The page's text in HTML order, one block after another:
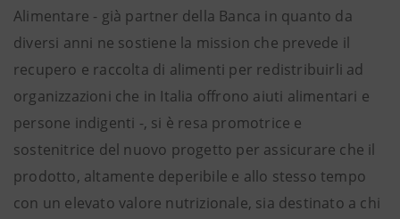
Alimentare - già partner della Banca in quanto da
diversi anni ne sostiene la mission che prevede il
recupero e raccolta di alimenti per redistribuirli ad
organizzazioni che in Italia offrono aiuti alimentari e
persone indigenti -, si è resa promotrice e
sostenitrice del nuovo progetto per assicurare che il
prodotto, altamente deperibile e allo stesso tempo
con un elevato valore nutrizionale, sia destinato a chi